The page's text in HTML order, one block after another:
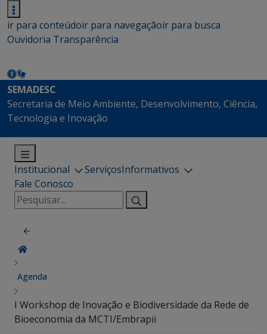
ir para conteúdoir para navegaçãoir para busca
Ouvidoria Transparência
SEMADESC
Secretaria de Meio Ambiente, Desenvolvimento, Ciência,
Tecnologia e Inovação
Institucional ServiçosInformativos
Fale Conosco
Pesquisar
por:
Agenda
I Workshop de Inovação e Biodiversidade da Rede de
Bioeconomia da MCTI/Embrapii